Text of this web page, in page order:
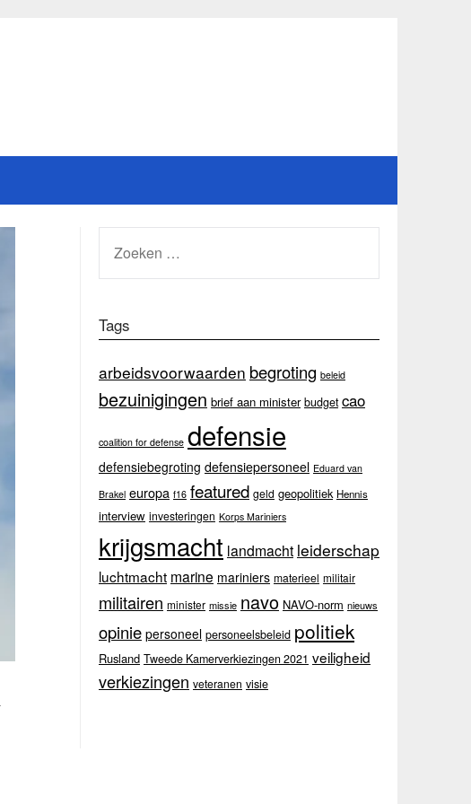
NAAR:
Tags
arbeidsvoorwaarden begroting beleid
bezuinigingen brief aan minister budget cao
coalition for defense defensie
defensiebegroting defensiepersoneel Eduard van
Brakel europa f16 featured geld geopolitiek Hennis
interview investeringen Korps Mariniers
krijgsmacht landmacht leiderschap
luchtmacht marine mariniers materieel militair
militairen minister missie navo NAVO-norm nieuws
opinie personeel personeelsbeleid politiek
Rusland Tweede Kamerverkiezingen 2021 veiligheid
verkiezingen veteranen visie